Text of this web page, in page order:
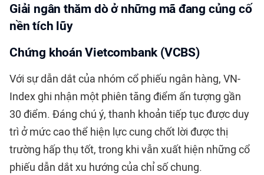
Giải ngân thăm dò ở những mã đang củng cố
nền tích lũy
Chứng khoán Vietcombank (VCBS)
Với sự dẫn dắt của nhóm cổ phiếu ngân hàng, VN-
Index ghi nhận một phiên tăng điểm ấn tượng gần
30 điểm. Đáng chú ý, thanh khoản tiếp tục được duy
trì ở mức cao thể hiện lực cung chốt lời được thị
trường hấp thụ tốt, trong khi vẫn xuất hiện những cổ
phiếu dẫn dắt xu hướng của chỉ số chung.